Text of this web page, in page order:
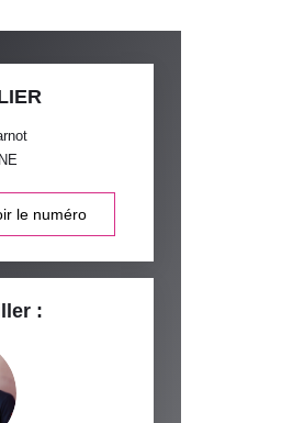
le numéro
: